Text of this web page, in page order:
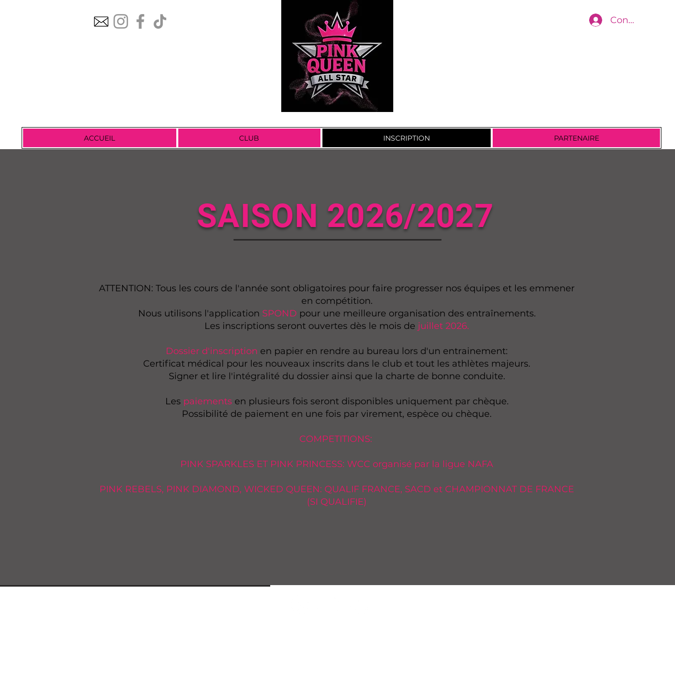
Connexion
ACCUEIL CLUB INSCRIPTION PARTENAIRE
SAISON 2026/2027
ATTENTION: Tous les cours de l'année sont obligatoires​ pour faire progresser nos équipes et les emmener
en compétition.
Nous utilisons l'application SPOND pour une meilleure organisation des entraînements.
Les inscriptions seront ouvertes dès le mois de juillet 2026.
​Dossier d'inscription en papier en rendre au bureau lors d'un entrainement:
Certificat médical pour les nouveaux inscrits dans le club et tout les athlètes majeurs.​
Signer et lire l'intégralité du dossier ainsi que la charte de bonne conduite.
Les paiementsen plusieurs fois seront disponibles uniquement par chèque.
Possibilité de paiement en une fois par virement, espèce ou chèque.
COMPETITIONS: ​
PINK SPARKLES ET PINK PRINCESS: WCC organisé par la ligue NAFA
PINK REBELS, PINK DIAMOND, WICKED QUEEN: QUALIF FRANCE, SACD et CHAMPIONNAT DE FRANCE
(SI QUALIFIE)